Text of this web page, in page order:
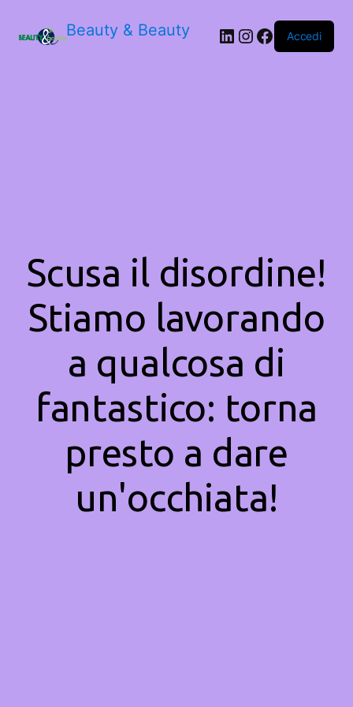
Beauty & Beauty LinkedIn
Instagram
Facebook
Accedi
Scusa il disordine!
Stiamo lavorando
a qualcosa di
fantastico: torna
presto a dare
un'occhiata!